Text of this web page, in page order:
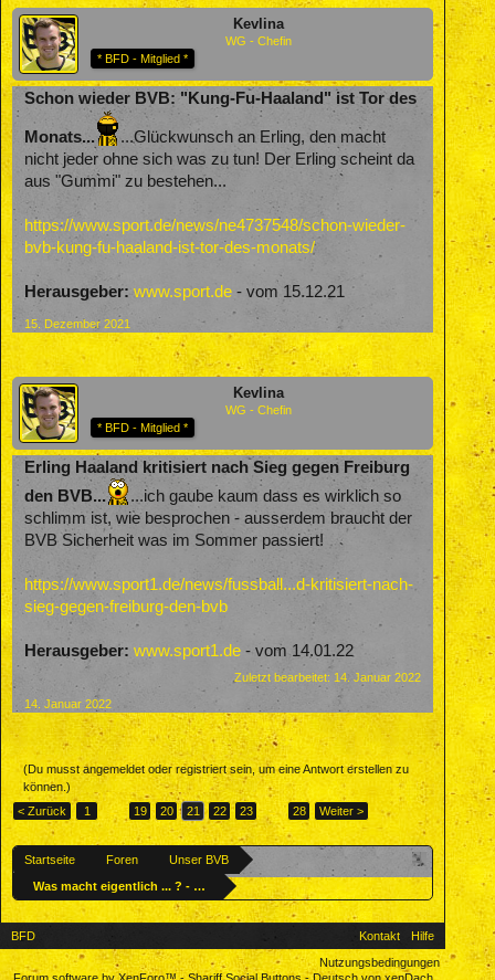
Kevlina
WG - Chefin
* BFD - Mitglied *
Schon wieder BVB: "Kung-Fu-Haaland" ist Tor des
Monats...
...Glückwunsch an Erling, den macht
nicht jeder ohne sich was zu tun! Der Erling scheint da
aus "Gummi" zu bestehen...
https://www.sport.de/news/ne4737548/schon-wieder-
bvb-kung-fu-haaland-ist-tor-des-monats/
Herausgeber: www.sport.de - vom 15.12.21
15. Dezember 2021
Kevlina
WG - Chefin
* BFD - Mitglied *
Erling Haaland kritisiert nach Sieg gegen Freiburg
den BVB...
...ich gaube kaum dass es wirklich so
schlimm ist, wie besprochen - ausserdem braucht der
BVB Sicherheit was im Sommer passiert!
https://www.sport1.de/news/fussball...d-kritisiert-nach-
sieg-gegen-freiburg-den-bvb
Herausgeber: www.sport1.de - vom 14.01.22
Zuletzt bearbeitet: 14. Januar 2022
14. Januar 2022
(Du musst angemeldet oder registriert sein, um eine Antwort erstellen zu
können.)
< Zurück
1 ← 19 20 21 22 23 → 28 Weiter >
Startseite Foren
Unser BVB
Was macht eigentlich ... ? - Ehemalige BVBler
BFD Kontakt
Hilfe
Nutzungsbedingungen